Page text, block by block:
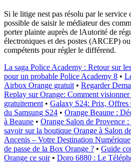
Si le litige nest pas résolu par le
possible de saisir le médiateur des
porter plainte auprès de lAutorité de
électroniques et des postes (ARCEP)
compétents pour régler le différend.
La saga Police Academy : Retour sur
pour un probable Police Academy 8 •
Airbox Orange gratuit • Regarder
Replay sur Orange: Comment
gratuitement • Galaxy S24: Prix, Offres
du Samsung S24 • Orange Beaune :
à Beaune • Orange Salon de Provence
savoir sur la boutique Orange à Salon
Ancenis – Votre Destination Numérique
de passe de la Box Orange ? • Guide
Orange ce soir• Doro 6880 : Le